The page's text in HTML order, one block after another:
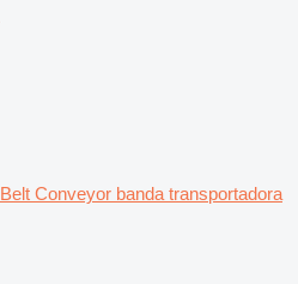
Belt Conveyor banda transportadora